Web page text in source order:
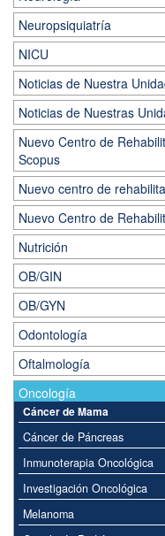
Neuropsiquiatría
NICU
Noticias de Nuestra
Noticias de Nuestras
Nuevo Centro de
Scopus
Nuevo centro de
Nuevo Centro de
Nutrición
OB/GIN
OB/GYN
Odontología
Oftalmología
Oncología
Cáncer de Mama
Cáncer de Páncreas
Inmunoterapia Oncológica
Investigación Oncológica
Melanoma